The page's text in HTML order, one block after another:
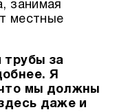
занимая
местные
трубы за
Я
мы должны
даже и